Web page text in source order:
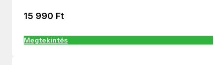
15 990 Ft
Megtekintés